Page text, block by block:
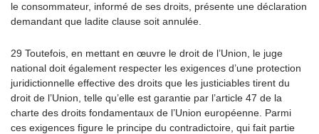
le consommateur, informé de ses droits, présente une déclaration
demandant que ladite clause soit annulée.
29 Toutefois, en mettant en œuvre le droit de l’Union, le juge
national doit également respecter les exigences d’une protection
juridictionnelle effective des droits que les justiciables tirent du
droit de l’Union, telle qu’elle est garantie par l’article 47 de la
charte des droits fondamentaux de l’Union européenne. Parmi
ces exigences figure le principe du contradictoire, qui fait partie